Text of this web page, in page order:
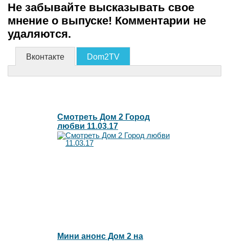
Не забывайте высказывать свое
мнение о выпуске! Комментарии не
удаляются.
Вконтакте Dom2TV
Смотреть Дом 2 Город
любви 11.03.17
Мини анонс Дом 2 на